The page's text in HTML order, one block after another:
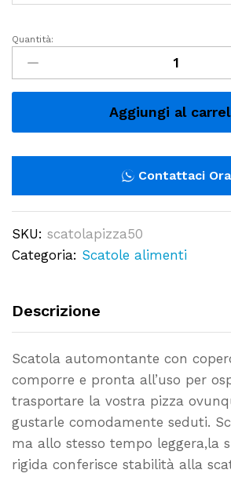
Scatola
Cartoni
per
Conf.
50
pz.
-
quantity
Quantità:
Aggiungi al
Contattaci Ora
SKU: scatolapizza50
Categoria: Scatole alimenti
Descrizione
Scatola automontante con
comporre e pronta all’uso per
trasportare la vostra pizza
gustarle comodamente seduti.
ma allo stesso tempo leggera,la
rigida conferisce stabilità alla